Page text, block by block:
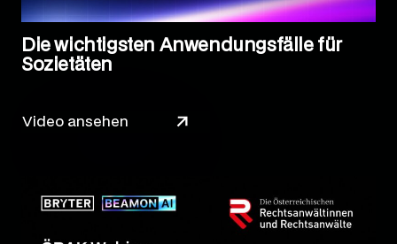
Die wichtigsten Anwendungsfälle für
Sozietäten
Video ansehen